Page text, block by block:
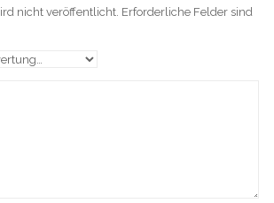
nicht veröffentlicht. Erforderliche Felder sind